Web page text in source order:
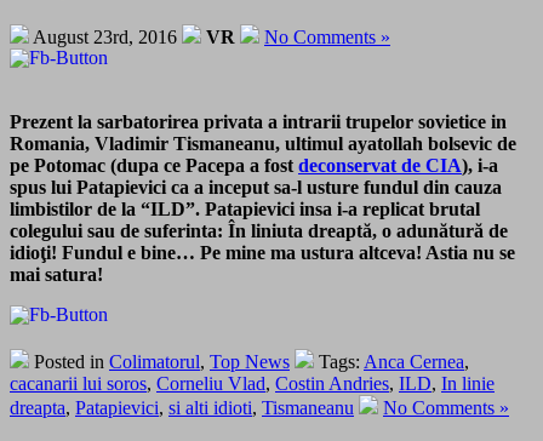
August 23rd, 2016 VR No Comments »
Prezent la sarbatorirea privata a intrarii trupelor sovietice in
Romania, Vladimir Tismaneanu, ultimul ayatollah bolsevic de
pe Potomac (dupa ce Pacepa a fost deconservat de CIA), i-a
spus lui Patapievici ca a inceput sa-l usture fundul din cauza
limbistilor de la “ILD”. Patapievici insa i-a replicat brutal
colegului sau de suferinta: În liniuta dreaptă, o adunătură de
idioţi! Fundul e bine… Pe mine ma ustura altceva! Astia nu se
mai satura!
Posted in Colimatorul, Top News Tags: Anca Cernea,
cacanarii lui soros, Corneliu Vlad, Costin Andries, ILD, In linie
dreapta, Patapievici, si alti idioti, Tismaneanu No Comments »